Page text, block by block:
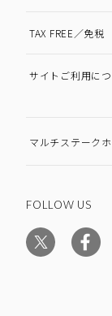
TAX FREE／免税
サイトご利用に
マルチステーク
FOLLOW US